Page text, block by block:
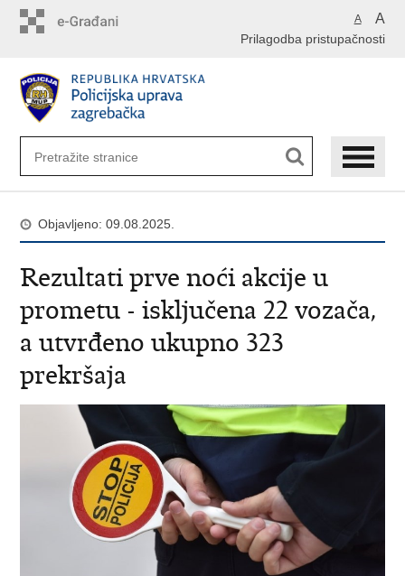
A A
Prilagodba pristupačnosti
Objavljeno: 09.08.2025.
Rezultati prve noći akcije u
prometu - isključena 22 vozača,
a utvrđeno ukupno 323
prekršaja